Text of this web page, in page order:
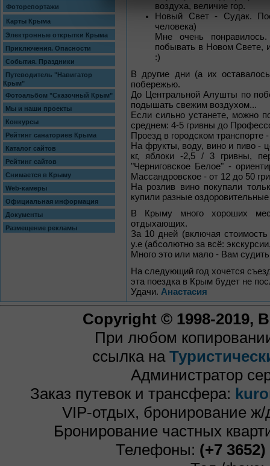
Фоторепортажи
Карты Крыма
Электронные открытки Крыма
Приключения. Опасности
События. Праздники
Путеводитель "Навигатор
Крым"
Фотоальбом "Сказочный Крым"
Мы и наши проекты
Конкурсы
Рейтинг санаториев Крыма
Каталог сайтов
Рейтинг сайтов
Снимается в Крыму
Web-камеры
Официальная информация
Документы
Размещение рекламы
воздуха, величие гор.
Новый Свет - Судак.
человека)
Мне очень
побывать в Новом Свете,
:)
В другие дни (а их
побережью.
До Центральной Алушты по
подышать свежим воздухом...
Если сильно устанете, можно
среднем: 4-5 гривны до
Проезд в городском транспорте
На фрукты, воду, вино и пиво -
кг, яблоки -2,5 / 3 гривны,
"Черниговское Белое" -
Массандровское - от 12 до 50
На розлив вино покупали
купили разные
В Крыму много хороших
отдыхающих.
За 10 дней (включая
у.е (абсолютно за всё:
Много это или мало - Вам
На следующий год хочется
эта поездка в Крым будет не
Удачи. Анастасия
Copyright © 1998-2019,
При любом
ссылка на
Администратор
Заказ путевок и трансфера:
VIP-отдых, бронирование
Бронирование частных
Телефоны: (+7